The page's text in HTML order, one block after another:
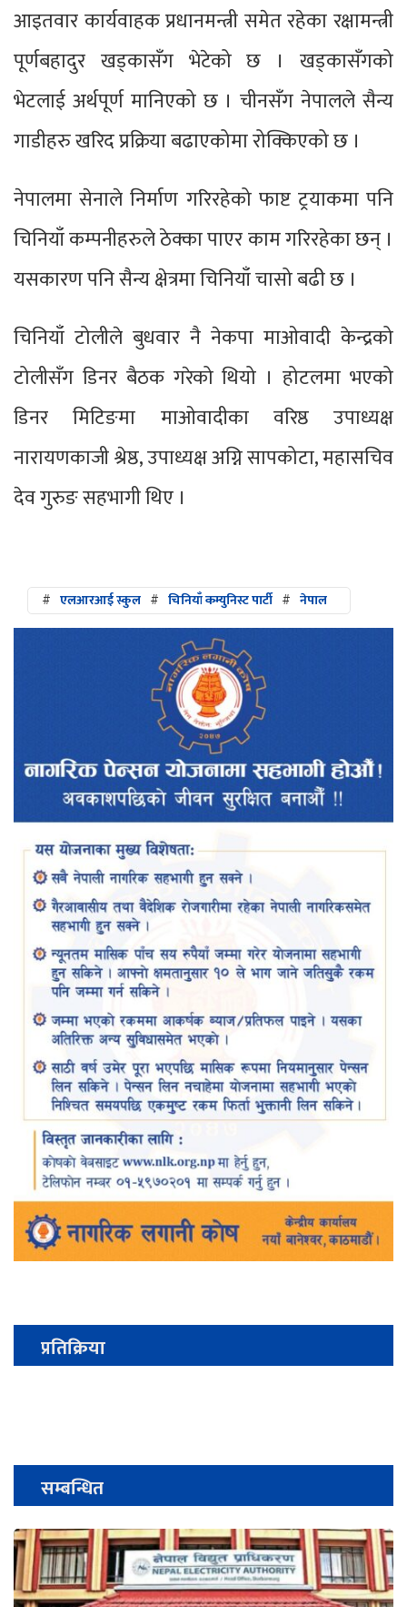
आइतवार कार्यवाहक प्रधानमन्त्री समेत रहेका रक्षामन्त्री
पूर्णबहादुर खड्कासँग भेटेको छ । खड्कासँगको
भेटलाई अर्थपूर्ण मानिएको छ । चीनसँग नेपालले सैन्य
गाडीहरु खरिद प्रक्रिया बढाएकोमा रोक्किएको छ ।
नेपालमा सेनाले निर्माण गरिरहेको फाष्ट ट्रयाकमा पनि
चिनियाँ कम्पनीहरुले ठेक्का पाएर काम गरिरहेका छन् ।
यसकारण पनि सैन्य क्षेत्रमा चिनियाँ चासो बढी छ ।
चिनियाँ टोलीले बुधवार नै नेकपा माओवादी केन्द्रको
टोलीसँग डिनर बैठक गरेको थियो । होटलमा भएको
डिनर मिटिङमा माओवादीका वरिष्ठ उपाध्यक्ष
नारायणकाजी श्रेष्ठ, उपाध्यक्ष अग्नि सापकोटा, महासचिव
देव गुरुङ सहभागी थिए ।
# एलआरआई स्कुल # चिनियाँ कम्युनिस्ट पार्टी # नेपाल
प्रतिक्रिया
सम्बन्धित